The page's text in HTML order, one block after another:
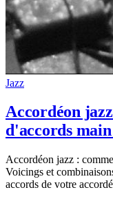
Jazz
Accordéon
d'accords
Accordéon jazz :
Voicings et
accords de votre